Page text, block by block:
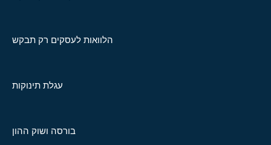
הלוואות לעסקים רק תבקש
עגלת תינוקות
בורסה ושוק ההון